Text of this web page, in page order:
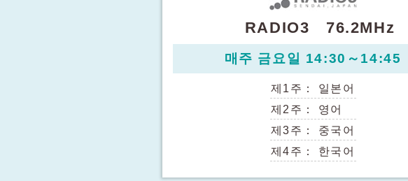
RADIO3 76.2MHz
매주 금요일 14:30～14:45
제1주：
일본어
제2주：
영어
제3주：
중국어
제4주：
한국어